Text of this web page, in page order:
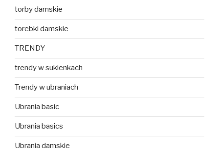
torby damskie
torebki damskie
TRENDY
trendy w sukienkach
Trendy w ubraniach
Ubrania basic
Ubrania basics
Ubrania damskie